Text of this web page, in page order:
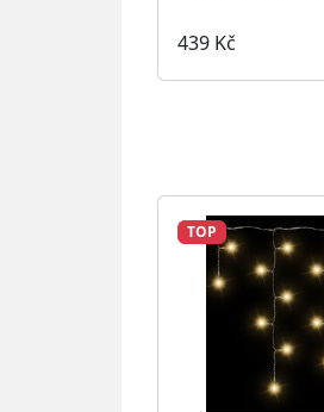
439 Kč
TOP